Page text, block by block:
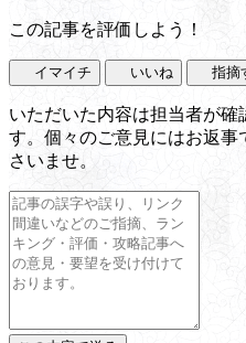
この記事を評価しよう！
イマイチ いいね 指摘
いただいた内容は担当者が確
す。個々のご意見にはお返
さいませ。